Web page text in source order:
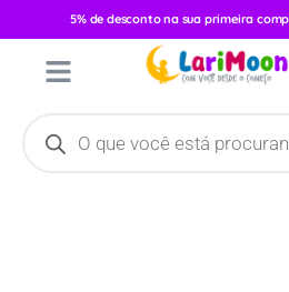
5% de desconto na sua primeira
Calçados Masculinos
Direta Pimpolho Nude Glitter/ Laço